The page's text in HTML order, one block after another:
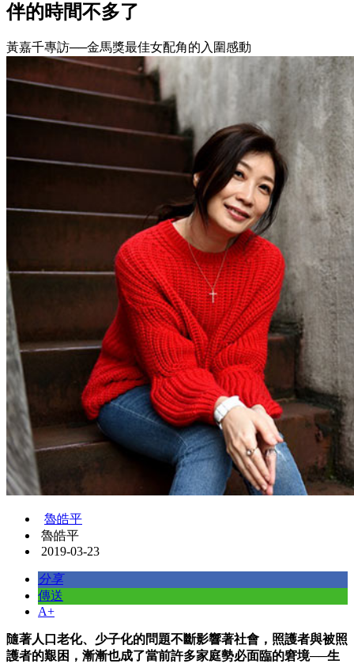
伴的時間不多了
黃嘉千專訪──金馬獎最佳女配角的入圍感動
魯皓平
魯皓平
2019-03-23
分享
傳送
A+
隨著人口老化、少子化的問題不斷影響著社會，照護者與被照
護者的艱困，漸漸也成了當前許多家庭勢必面臨的窘境──生